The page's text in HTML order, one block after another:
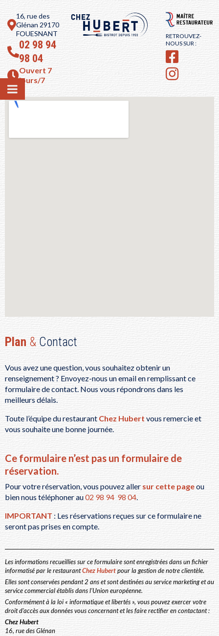
16, rue des
Glénan 29170
FOUESNANT
02 98 94
98 04
Ouvert 7
jours/7
RETROUVEZ-
NOUS SUR :
Plan & Contact
Vous avez une question, vous souhaitez obtenir un
renseignement ? Envoyez-nous un email en remplissant ce
formulaire de contact. Nous vous répondrons dans les
meilleurs délais.
Toute l’équipe du restaurant Chez Hubert vous remercie et
vous souhaite une bonne journée.
Ce formulaire n’est pas un formulaire de
réservation.
Pour votre réservation, vous pouvez aller sur cette pageou
bien nous téléphoner au02 98 94 98 04.
IMPORTANT : Les réservations reçues sur ce formulaire ne
seront pas prises en compte.
Les informations recueillies sur ce formulaire sont enregistrées dans un fichier
informatisé par le restaurantChez Hubertpour la gestion de notre clientèle.
Elles sont conservées pendant 2 ans et sont destinées au service marketing et au
service commercial établis dans l’Union européenne.
Conformément à la loi « informatique et libertés », vous pouvez exercer votre
droit d’accès aux données vous concernant et les faire rectifier en contactant :
Chez Hubert
16, rue des Glénan